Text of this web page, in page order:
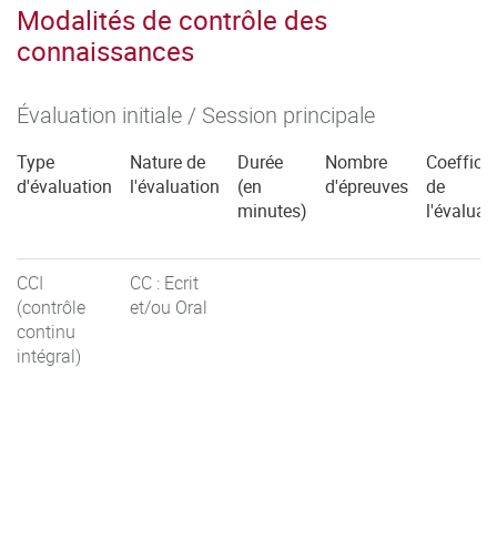
Modalités de contrôle des
connaissances
Évaluation initiale / Session principale
Type
d'évaluation
Nature de
l'évaluation
Durée
(en
minutes)
Nombre
d'épreuves
de
CCI
(contrôle
continu
intégral)
CC : Ecrit
et/ou Oral